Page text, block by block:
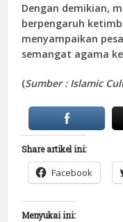
Dengan demikian,
berpengaruh
menyampaikan
semangat agama
(Sumber : Islamic
Share artikel ini:
Facebook
Menyukai ini: